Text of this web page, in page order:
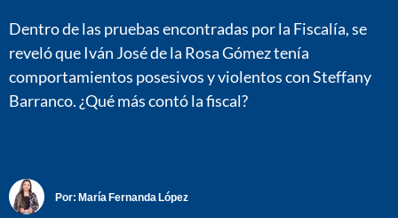
Dentro de las pruebas encontradas por la Fiscalía, se
reveló que Iván José de la Rosa Gómez tenía
comportamientos posesivos y violentos con Steffany
Barranco. ¿Qué más contó la fiscal?
Por: María Fernanda López